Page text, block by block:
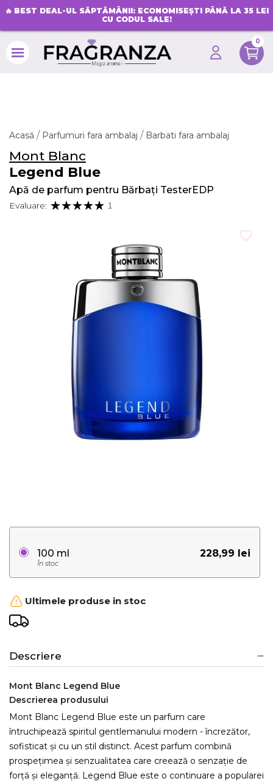
🔥 BEST DEAL-UL SĂPTĂMÂNII: ECONOMISEȘTI PÂNĂ LA 35 LEI
CU CODUL SALE!
0
Acasă Parfumuri fara ambalaj Barbati fara ambalaj
Mont Blanc
Legend Blue
Apă de parfum pentru Bărbați TesterEDP
Evaluare: 1
228,99 lei
100 ml
În stoc
Ultimele produse in stoc
Descriere
Mont Blanc Legend Blue
Descrierea produsului
Mont Blanc Legend Blue este un parfum care
întruchipează spiritul gentlemanului modern - încrezător,
sofisticat și cu un stil distinct. Acest parfum combină
prospețimea și senzualitatea care creează o senzație de
forță și eleganță. Legend Blue este o continuare a popularei